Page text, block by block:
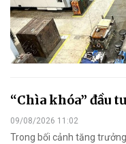
“Chìa khóa” đầu
09/08/2026 11:02
Trong bối cảnh tăng